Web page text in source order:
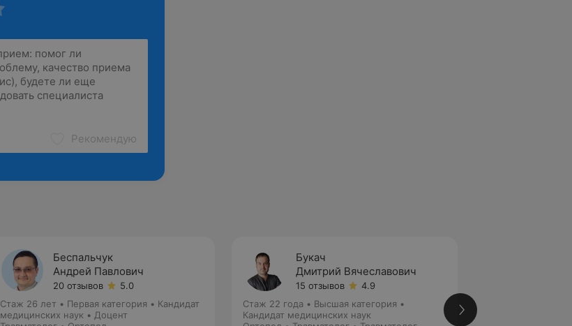
Рекомендую
Беспальчук
Андрей Павлович
20 отзывов
5.0
Стаж 26 лет • Первая категория • Кандидат
медицинских наук • Доцент
Букач
Дмитрий Вячеславович
15 отзывов
4.9
Стаж 22 года • Высшая категория •
Кандидат медицинских наук